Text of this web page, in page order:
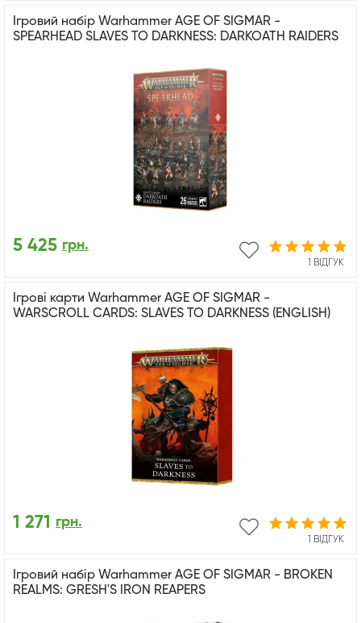
Ігровий набір Warhammer AGE OF SIGMAR -
SPEARHEAD SLAVES TO DARKNESS: DARKOATH RAIDERS
1 ВІДГУК
5 425 грн.
Ігрові карти Warhammer AGE OF SIGMAR -
WARSCROLL CARDS: SLAVES TO DARKNESS (ENGLISH)
1 ВІДГУК
1 271 грн.
Ігровий набір Warhammer AGE OF SIGMAR - BROKEN
REALMS: GRESH'S IRON REAPERS